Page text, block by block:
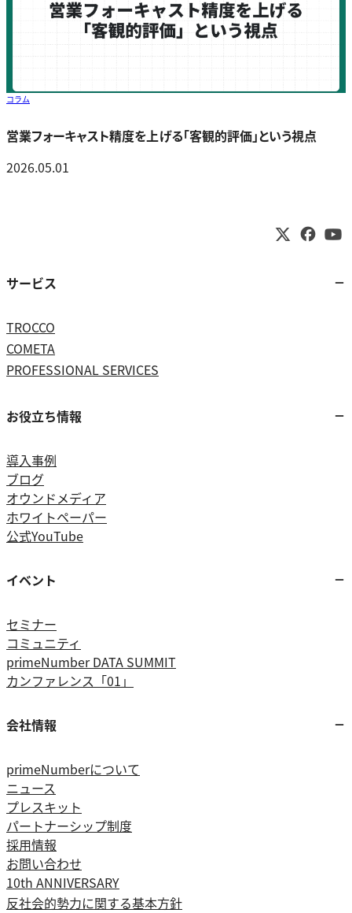
コラム
営業フォーキャスト精度を上げる「客観的評価」という視点
2026.05.01
サービス
TROCCO
COMETA
PROFESSIONAL SERVICES
お役立ち情報
導入事例
ブログ
オウンドメディア
ホワイトペーパー
公式YouTube
イベント
セミナー
コミュニティ
primeNumber DATA SUMMIT
カンファレンス「01」
会社情報
primeNumberについて
ニュース
プレスキット
パートナーシップ制度
採用情報
お問い合わせ
10th ANNIVERSARY
反社会的勢力に関する基本方針